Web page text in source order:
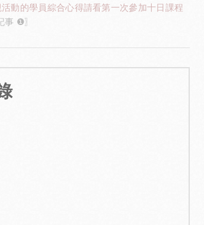
動的學員綜合心得請看第一次參加十日課程
事 ❶〗